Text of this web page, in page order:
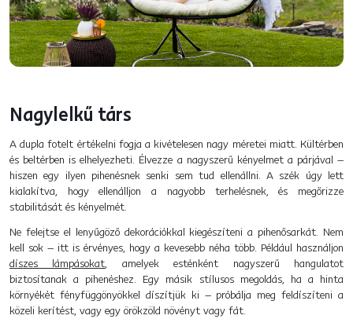
Nagylelkű társ
A dupla fotelt értékelni fogja a kivételesen nagy méretei miatt. Kültérben
és beltérben is elhelyezheti. Élvezze a nagyszerű kényelmet a párjával –
hiszen egy ilyen pihenésnek senki sem tud ellenállni. A szék úgy lett
kialakítva, hogy ellenálljon a nagyobb terhelésnek, és megőrizze
stabilitását és kényelmét.
Ne felejtse el lenyűgöző dekorációkkal kiegészíteni a pihenősarkát. Nem
kell sok – itt is érvényes, hogy a kevesebb néha több. Például használjon
díszes lámpásokat, amelyek esténként nagyszerű hangulatot
biztosítanak a pihenéshez. Egy másik stílusos megoldás, ha a hinta
környékét fényfüggönyökkel díszítjük ki – próbálja meg feldíszíteni a
közeli kerítést, vagy egy örökzöld növényt vagy fát.